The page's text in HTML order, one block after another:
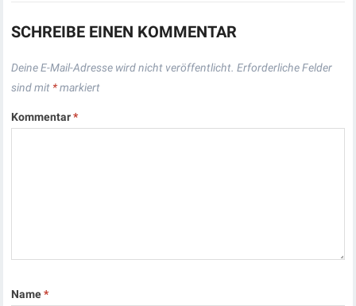
SCHREIBE EINEN KOMMENTAR
Deine E-Mail-Adresse wird nicht veröffentlicht. Erforderliche Felder
sind mit *markiert
Kommentar*
Name*